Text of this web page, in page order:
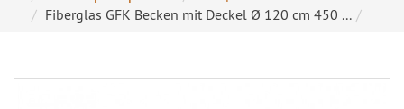
Fiberglas GFK Becken mit Deckel Ø 120 cm 450 ...